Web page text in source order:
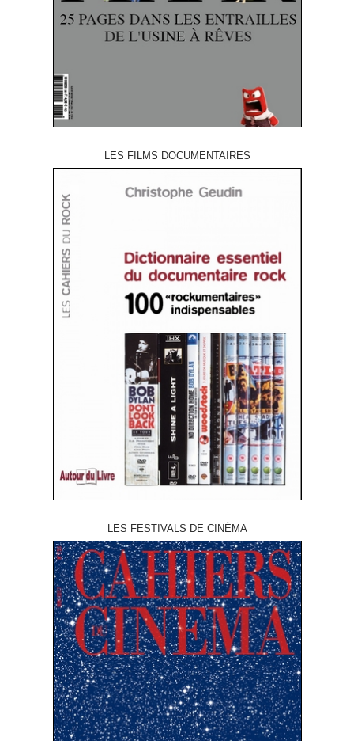
LES FILMS DOCUMENTAIRES
LES FESTIVALS DE CINÉMA